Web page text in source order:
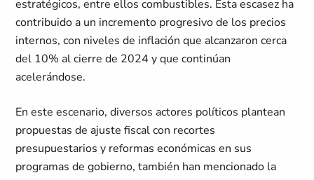
estratégicos, entre ellos combustibles. Esta escasez ha
contribuido a un incremento progresivo de los precios
internos, con niveles de inflación que alcanzaron cerca
del 10% al cierre de 2024 y que continúan
acelerándose.
En este escenario, diversos actores políticos plantean
propuestas de ajuste fiscal con recortes
presupuestarios y reformas económicas en sus
programas de gobierno, también han mencionado la